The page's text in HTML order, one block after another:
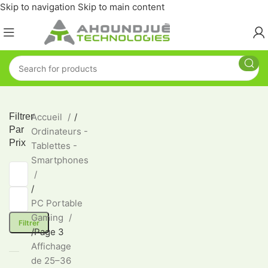
Skip to navigation Skip to main content
Filtrer
Par
Prix
Filtrer
Accueil
/
Ordinateurs -
Tablettes -
Smartphones
/
PC Portable
Gaming
/Page 3
Affichage
de 25–36